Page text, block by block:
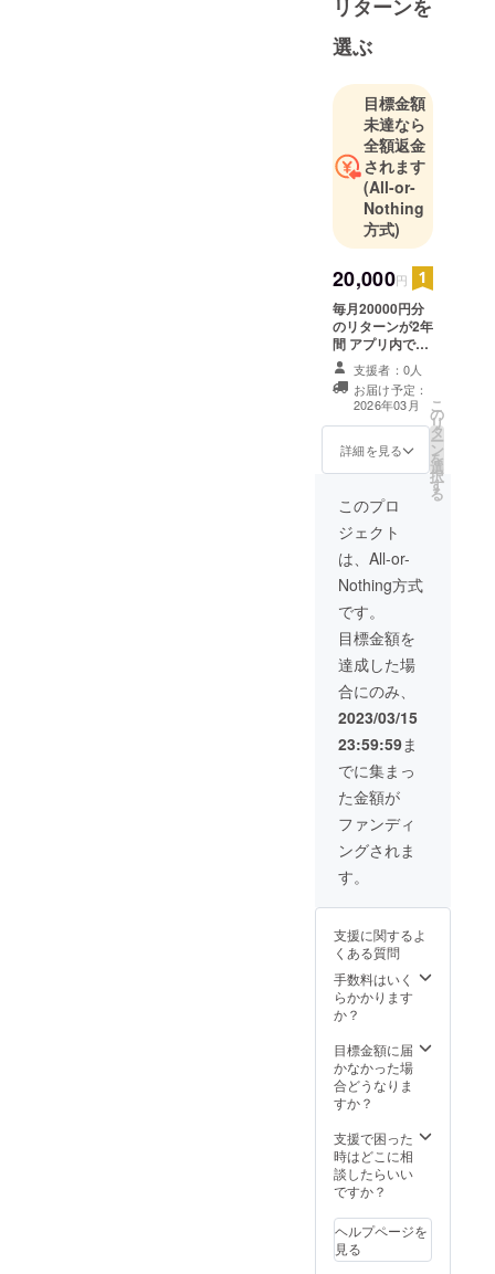
リターンを
選ぶ
目標金額
未達なら
全額返金
されます
(All-or-
Nothing
方式)
20,000円
毎月20000円分
のリターンが2年
間 アプリ内で使
える特典等も
サービスさせて
頂きます！ 9月
リリース 特典 2
年間無料会員 ア
プリ内で使える
UPを５０回プレ
ゼント オススメ
ピックUP 他の
人より優先的に
マッチしやすく
なるような目立
つコンテンツに
掲載。 毎月感謝
を込めたパー
ティーを実施 ホ
テルやクラブ等
を貸切ビンゴ大
会を実施 豪華景
品、旅行等をプ
その際の優待券
をプレゼント 景
品は全部で50万
円以内のものに
する。 国内旅行
ブランド財布
バック等
支援者：0人
お届け予定：
2026年03月
詳細を見る
こ
の
リ
タ
ー
ン
を
選
択
す
る
このプロ
ジェクト
は、All-or-
Nothing方式
です。
目標金額を
達成した場
合にのみ、
2023/03/15
23:59:59ま
でに集まっ
た金額が
ファンディ
ングされま
す。
支援に関するよ
くある質問
手数料はいく
らかかります
か？
目標金額に届
かなかった場
合どうなりま
すか？
支援で困った
時はどこに相
談したらいい
ですか？
ヘルプページを
見る